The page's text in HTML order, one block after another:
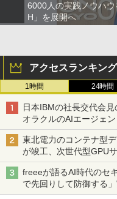
6000人の実践ノウハ
H」を展開へ
アクセスランキング
1時間 24時間
日本IBMの社長交代会
オラクルのAIエージェン
東北電力のコンテナ型
が竣工、次世代型GPU
freeeが語るAI時代のセ
で先回りして防御する